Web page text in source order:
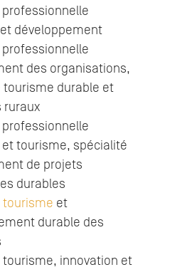
développement
des organisations,
tourisme durable et
ruraux
tourisme, spécialité
de projets
durables
et
durable des
innovation et